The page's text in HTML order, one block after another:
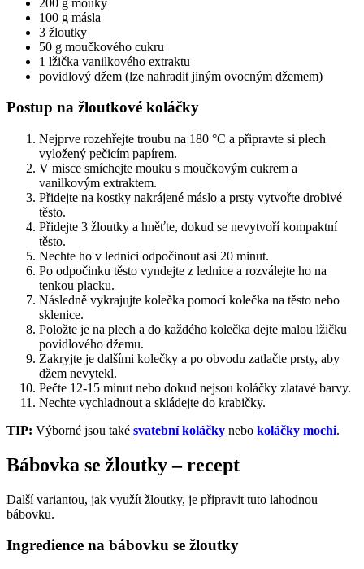
100 g másla
3 žloutky
50 g moučkového cukru
1 lžička vanilkového extraktu
povidlový džem (lze nahradit jiným ovocným džemem)
Postup na žloutkové koláčky
Nejprve rozehřejte troubu na 180 °C a připravte si plech
vyložený pečicím papírem.
V misce smíchejte mouku s moučkovým cukrem a
vanilkovým extraktem.
Přidejte na kostky nakrájené máslo a prsty vytvořte drobivé
těsto.
Přidejte 3 žloutky a hněťte, dokud se nevytvoří kompaktní
těsto.
Nechte ho v lednici odpočinout asi 20 minut.
Po odpočinku těsto vyndejte z lednice a rozválejte ho na
tenkou placku.
Následně vykrajujte kolečka pomocí kolečka na těsto nebo
sklenice.
Položte je na plech a do každého kolečka dejte malou lžičku
povidlového džemu.
Zakryjte je dalšími kolečky a po obvodu zatlačte prsty, aby
džem nevytekl.
Pečte 12-15 minut nebo dokud nejsou koláčky zlatavé barvy.
Nechte vychladnout a skládejte do krabičky.
TIP: Výborné jsou také svatební koláčky nebo koláčky mochi.
Bábovka se žloutky – recept
Další variantou, jak využít žloutky, je připravit tuto lahodnou
bábovku.
Ingredience na bábovku se žloutky